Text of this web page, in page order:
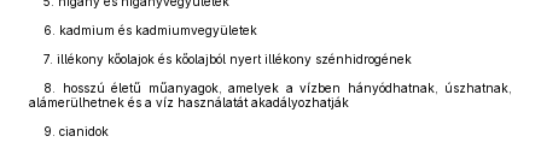
6. kadmium és kadmiumvegyületek
7. illékony kőolajok és kőolajból nyert illékony szénhidrogének
8. hosszú életű műanyagok, amelyek a vízben hányódhatnak, úszhatnak,
alámerülhetnek és a víz használatát akadályozhatják
9. cianidok